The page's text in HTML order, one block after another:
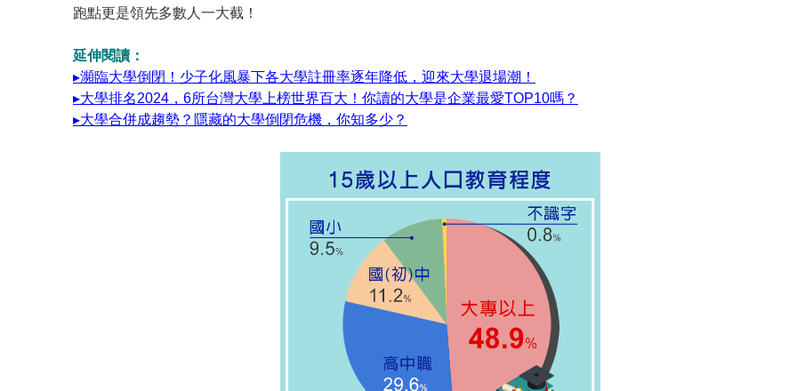
跑點更是領先多數人一大截！
延伸閱讀：
▸瀕臨大學倒閉！少子化風暴下各大學註冊率逐年降低，迎來大學退場潮！
▸大學排名2024，6所台灣大學上榜世界百大！你讀的大學是企業最愛TOP10嗎？
▸大學合併成趨勢？隱藏的大學倒閉危機，你知多少？